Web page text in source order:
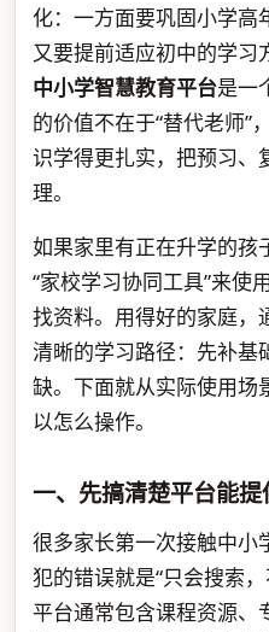
化：一方面要巩固小学高
又要提前适应初中的学习
中小学智慧教育平台是一
的价值不在于“替代老师”
识学得更扎实，把预习、
理。
如果家里有正在升学的孩
“家校学习协同工具”来使
找资料。用得好的家庭，
清晰的学习路径：先补基
缺。下面就从实际使用场
以怎么操作。
一、先搞清楚平台能提
很多家长第一次接触中小
犯的错误就是“只会搜索
平台通常包含课程资源、